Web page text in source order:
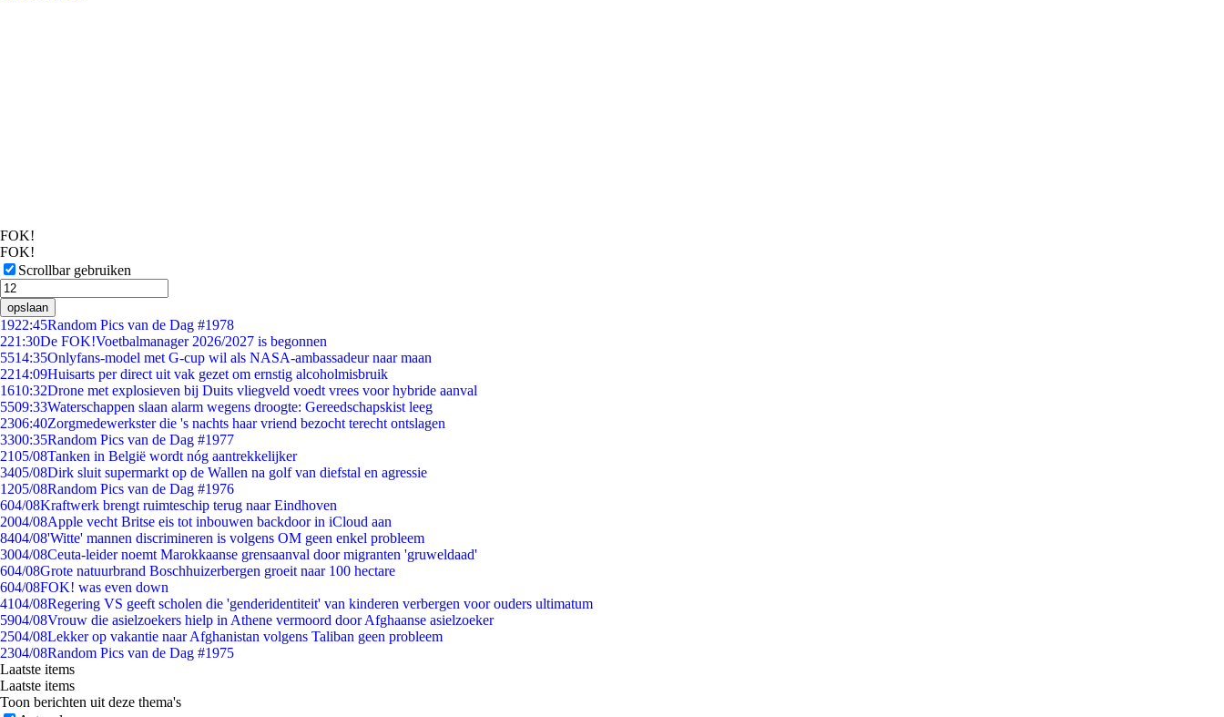
FOK!
FOK!
Scrollbar gebruiken
opslaan
1922:45Random Pics van de Dag #1978
221:30De FOK!Voetbalmanager 2026/2027 is begonnen
5514:35Onlyfans-model met G-cup wil als NASA-ambassadeur naar maan
2214:09Huisarts per direct uit vak gezet om ernstig alcoholmisbruik
1610:32Drone met explosieven bij Duits vliegveld voedt vrees voor hybride aanval
5509:33Waterschappen slaan alarm wegens droogte: Gereedschapskist leeg
2306:40Zorgmedewerkster die 's nachts haar vriend bezocht terecht ontslagen
3300:35Random Pics van de Dag #1977
2105/08Tanken in België wordt nóg aantrekkelijker
3405/08Dirk sluit supermarkt op de Wallen na golf van diefstal en agressie
1205/08Random Pics van de Dag #1976
604/08Kraftwerk brengt ruimteschip terug naar Eindhoven
2004/08Apple vecht Britse eis tot inbouwen backdoor in iCloud aan
8404/08'Witte' mannen discrimineren is volgens OM geen enkel probleem
3004/08Ceuta-leider noemt Marokkaanse grensaanval door migranten 'gruweldaad'
604/08Grote natuurbrand Boschhuizerbergen groeit naar 100 hectare
604/08FOK! was even down
4104/08Regering VS geeft scholen die 'genderidentiteit' van kinderen verbergen voor ouders ultimatum
5904/08Vrouw die asielzoekers hielp in Athene vermoord door Afghaanse asielzoeker
2504/08Lekker op vakantie naar Afghanistan volgens Taliban geen probleem
2304/08Random Pics van de Dag #1975
Laatste items
Laatste items
Toon berichten uit deze thema's